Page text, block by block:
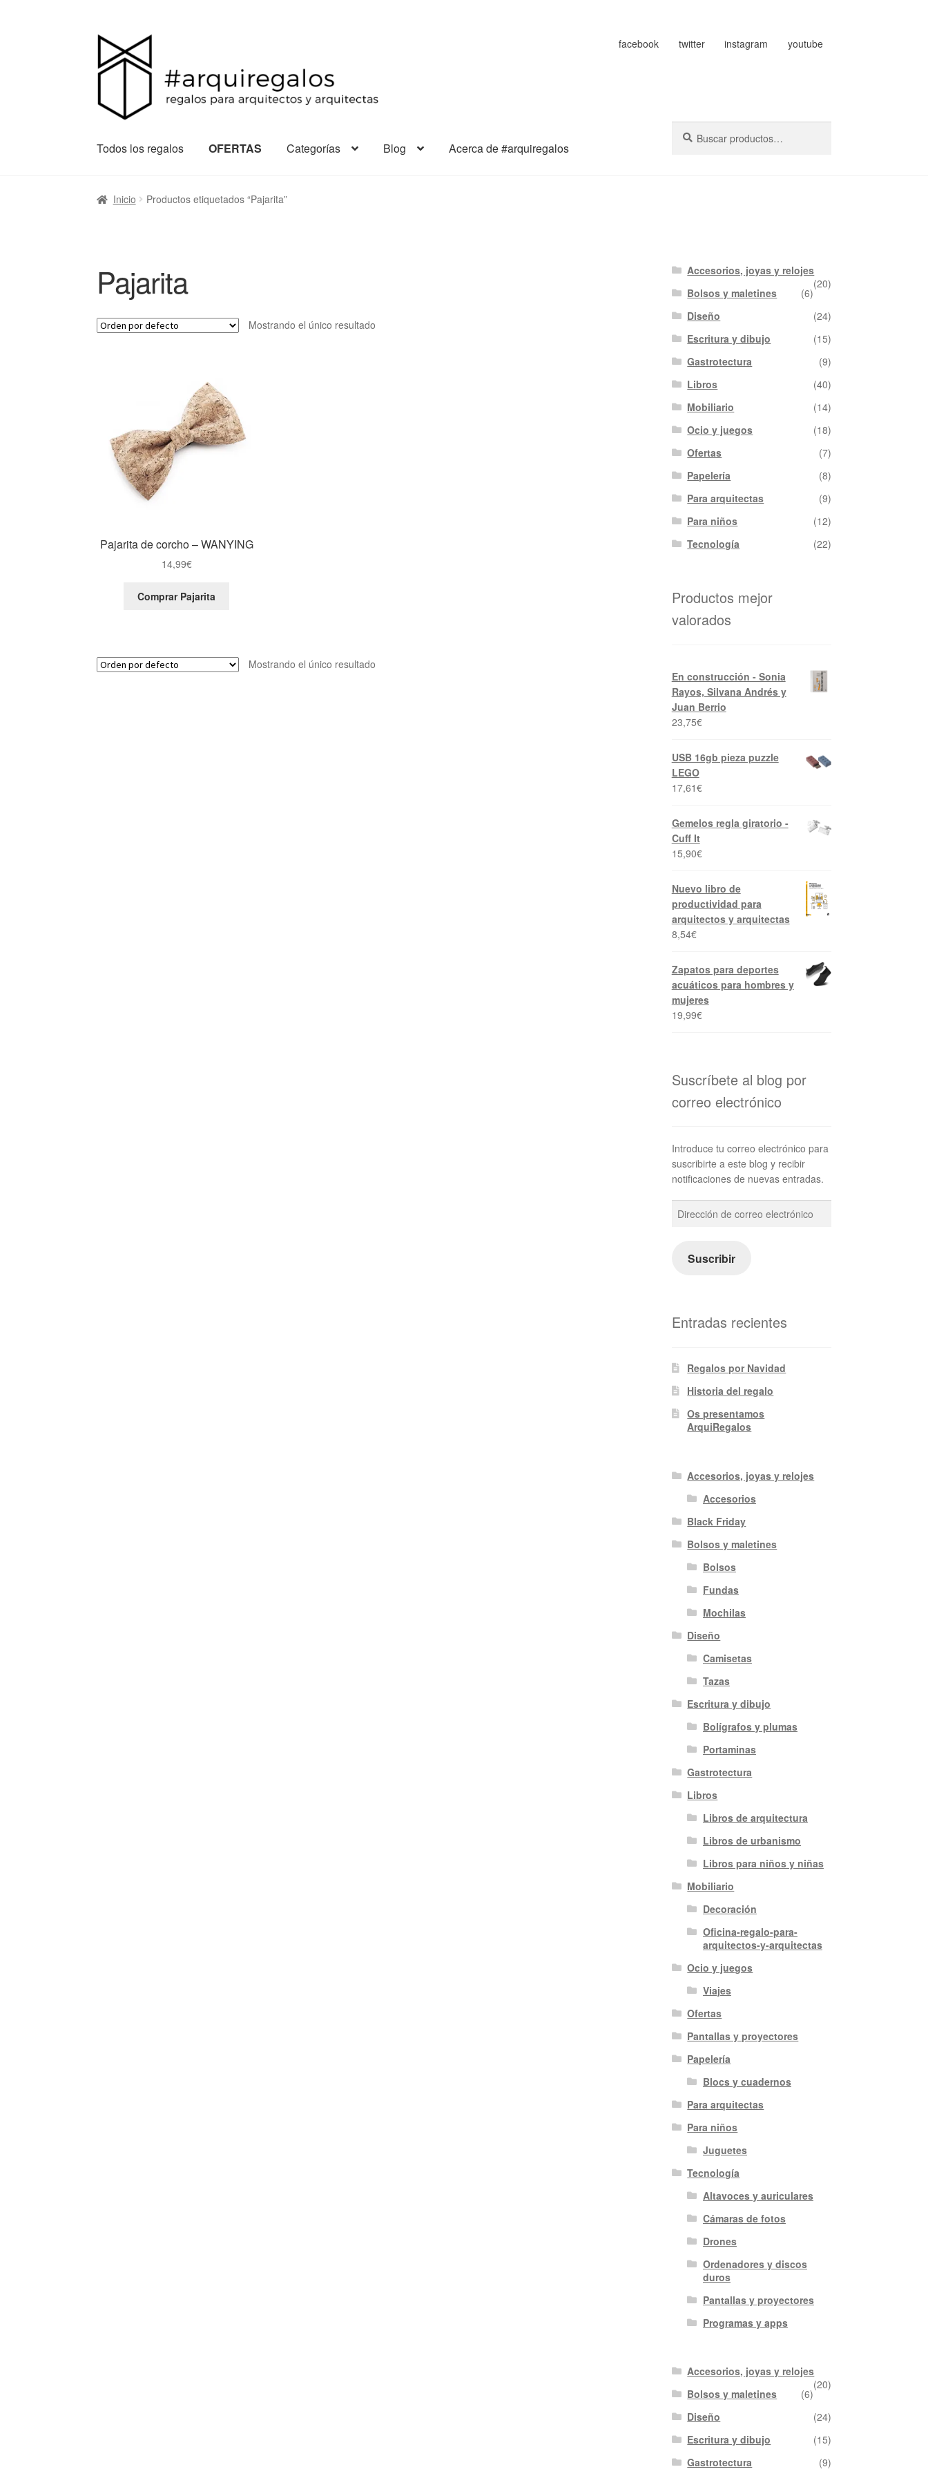
facebook twitter instagram youtube
Todos los regalos OFERTAS Categorías Blog Acerca de #arquiregalos
por:
Inicio Productos etiquetados “Pajarita”
Pajarita
Mostrando el único resultado
Pajarita de corcho – WANYING
14,99€
Comprar Pajarita
Mostrando el único resultado
Accesorios, joyas y relojes
(20)
Bolsos y maletines
(6)
Diseño
(24)
Escritura y dibujo
(15)
Gastrotectura
(9)
Libros
(40)
Mobiliario
(14)
Ocio y juegos
(18)
Ofertas
(7)
Papelería
(8)
Para arquitectas
(9)
Para niños
(12)
Tecnología
(22)
Productos mejor
valorados
En construcción - Sonia
Rayos, Silvana Andrés y
Juan Berrio
23,75€
USB 16gb pieza puzzle
LEGO
17,61€
Gemelos regla giratorio -
Cuff It
15,90€
Nuevo libro de
productividad para
arquitectos y arquitectas
8,54€
Zapatos para deportes
acuáticos para hombres y
mujeres
19,99€
Suscríbete al blog por
correo electrónico
Introduce tu correo electrónico para
suscribirte a este blog y recibir
notificaciones de nuevas entradas.
Dirección
de
electrónico
Suscribir
Entradas recientes
Regalos por Navidad
Historia del regalo
Os presentamos
ArquiRegalos
Accesorios, joyas y relojes
Accesorios
Black Friday
Bolsos y maletines
Bolsos
Fundas
Mochilas
Diseño
Camisetas
Tazas
Escritura y dibujo
Bolígrafos y plumas
Portaminas
Gastrotectura
Libros
Libros de arquitectura
Libros de urbanismo
Libros para niños y niñas
Mobiliario
Decoración
Oficina-regalo-para-
arquitectos-y-arquitectas
Ocio y juegos
Viajes
Ofertas
Pantallas y proyectores
Papelería
Blocs y cuadernos
Para arquitectas
Para niños
Juguetes
Tecnología
Altavoces y auriculares
Cámaras de fotos
Drones
Ordenadores y discos
duros
Pantallas y proyectores
Programas y apps
Accesorios, joyas y relojes
(20)
Bolsos y maletines
(6)
Diseño
(24)
Escritura y dibujo
(15)
Gastrotectura
(9)